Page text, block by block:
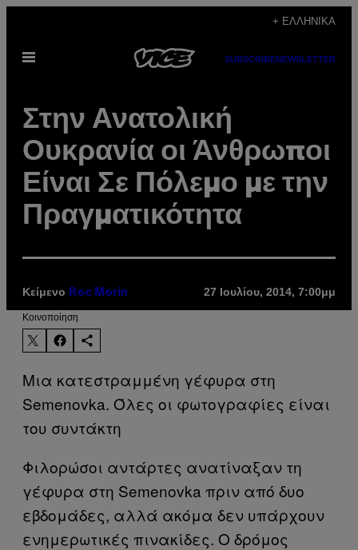
περιεχόμενο
+ ΕΛΛΗΝΙΚΆ
Ανοίξτε
SUBSCRIBENEWSLETTER
Στην Ανατολική
Ουκρανία οι Άνθρωποι
Είναι Σε Πόλεμο με την
Πραγματικότητα
Κείμενο Roc Morin 27 Ιουλίου, 2014, 7:00μμ
Kοινοποίηση
Μια κατεστραμμένη γέφυρα στη
Semenovka. Όλες οι φωτογραφίες είναι
του συντάκτη
Φιλορώσοι αντάρτες ανατίναξαν τη
γέφυρα στη Semenovka πριν από δυο
εβδομάδες, αλλά ακόμα δεν υπάρχουν
ενημερωτικές πινακίδες. Ο δρόμος